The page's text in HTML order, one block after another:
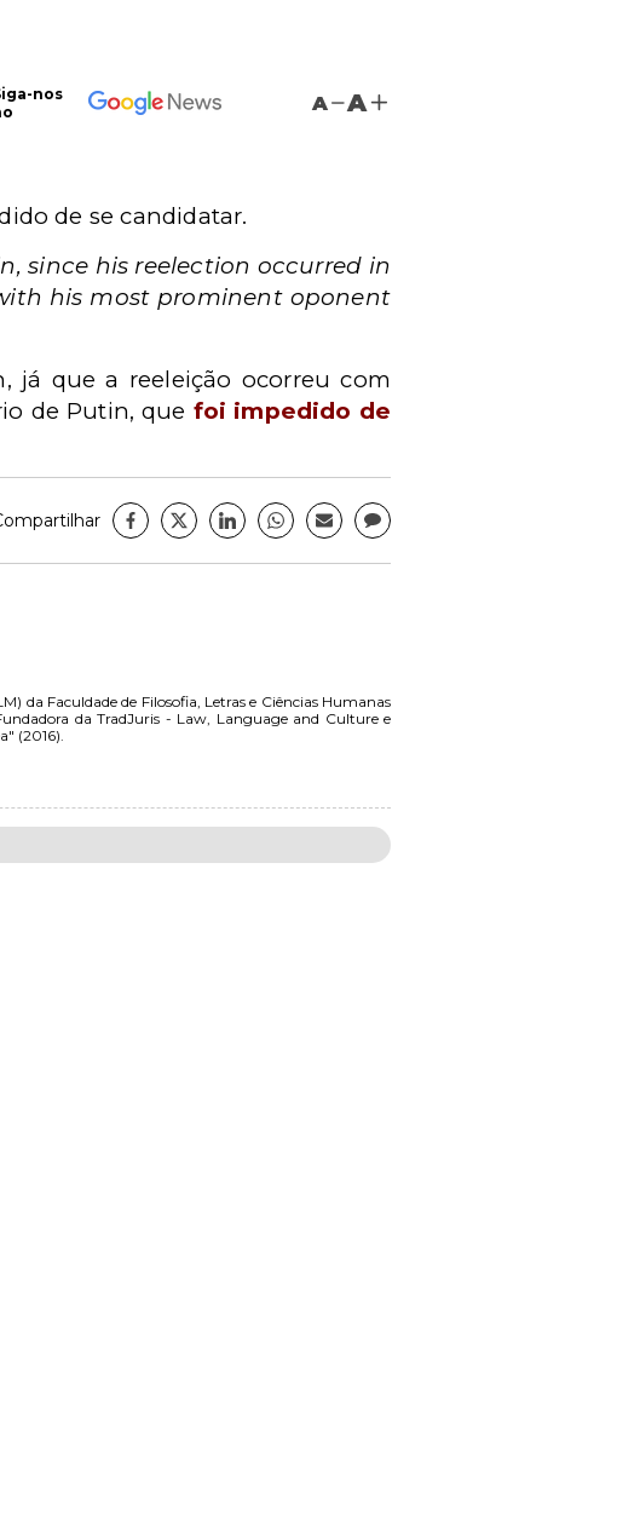
nos
A A
de secandidatar.
since his reelection occurred in
his most prominent oponent
já que a reeleição ocorreu com
io de Putin, que foi impedido de
da Faculdade de Filosofia, Letras e Ciências Humanas
da TradJuris - Law, Language and Culture e
(2016).